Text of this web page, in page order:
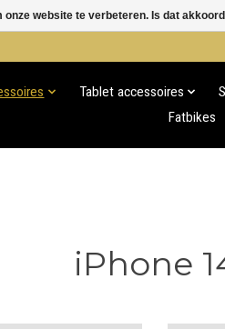
Tablet accessoires
Fatbikes
iPhone
onze website te verbeteren. Is dat